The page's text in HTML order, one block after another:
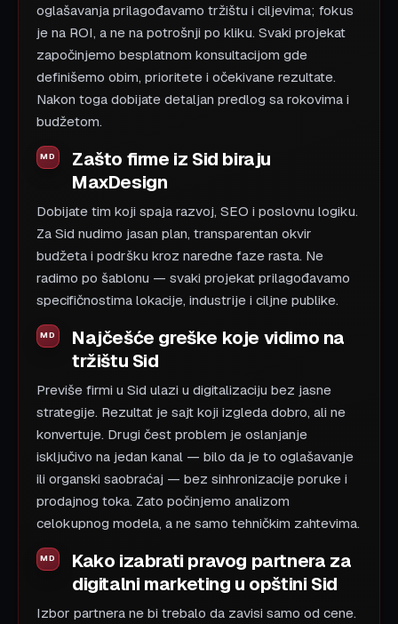
oglašavanja prilagođavamo tržištu i ciljevima; fokus
je na ROI, a ne na potrošnji po kliku. Svaki projekat
započinjemo besplatnom konsultacijom gde
definišemo obim, prioritete i očekivane rezultate.
Nakon toga dobijate detaljan predlog sa rokovima i
budžetom.
Zašto firme iz Sid biraju
MaxDesign
Dobijate tim koji spaja razvoj, SEO i poslovnu logiku.
Za Sid nudimo jasan plan, transparentan okvir
budžeta i podršku kroz naredne faze rasta. Ne
radimo po šablonu — svaki projekat prilagođavamo
specifičnostima lokacije, industrije i ciljne publike.
Najčešće greške koje vidimo na
tržištu Sid
Previše firmi u Sid ulazi u digitalizaciju bez jasne
strategije. Rezultat je sajt koji izgleda dobro, ali ne
konvertuje. Drugi čest problem je oslanjanje
isključivo na jedan kanal — bilo da je to oglašavanje
ili organski saobraćaj — bez sinhronizacije poruke i
prodajnog toka. Zato počinjemo analizom
celokupnog modela, a ne samo tehničkim zahtevima.
Kako izabrati pravog partnera za
digitalni marketing u opštini Sid
Izbor partnera ne bi trebalo da zavisi samo od cene.